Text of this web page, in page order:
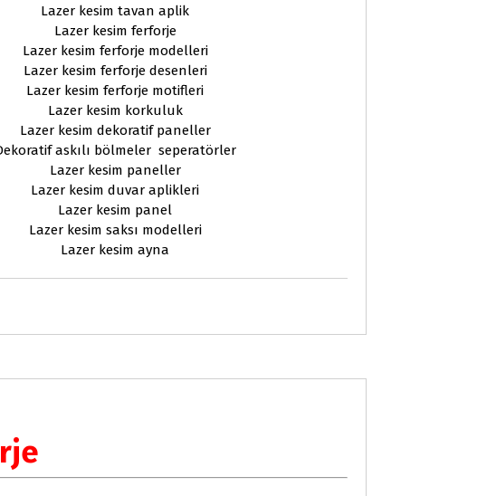
Lazer kesim tavan aplik
Lazer kesim ferforje
Lazer kesim ferforje modelleri
Lazer kesim ferforje desenleri
Lazer kesim ferforje motifleri
Lazer kesim korkuluk
Lazer kesim dekoratif paneller
askılı bölmeler seperatörler
Lazer kesim paneller
Lazer kesim duvar aplikleri
Lazer kesim panel
Lazer kesim saksı modelleri
Lazer kesim ayna